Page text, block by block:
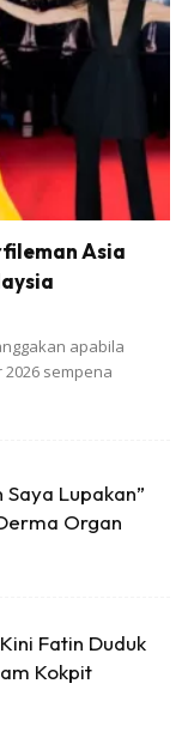
telur sejuk.
Asia
apabila
sempena
Lupakan”
Organ
Fatin Duduk
Kokpit